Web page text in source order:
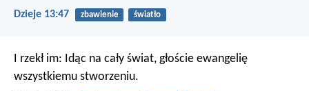
Dzieje 13:47 zbawienie światło
I rzekł im: Idąc na cały świat, głoście ewangelię
wszystkiemu stworzeniu.